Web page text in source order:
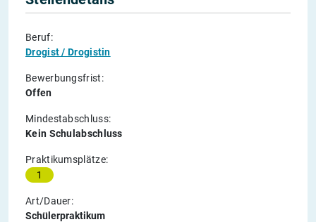
Beruf:
Drogist / Drogistin
Bewerbungsfrist:
Offen
Mindestabschluss:
Kein Schulabschluss
Praktikumsplätze:
1
Art/Dauer:
Schülerpraktikum